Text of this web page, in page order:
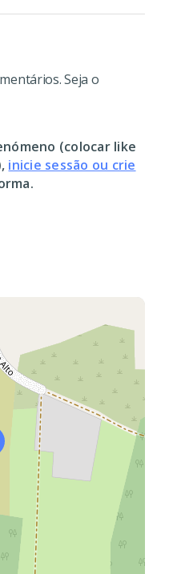
Seja o
(colocar like
inicie sessão ou crie